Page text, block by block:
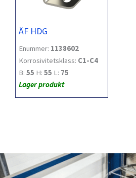
ÄF HDG
Enummer: 1138602
Korrosivitetsklass: C1-C4
B: 55 H: 55 L: 75
Lager produkt